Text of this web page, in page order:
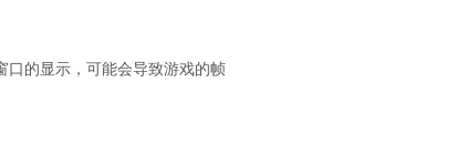
口的显示，可能会导致游戏的帧